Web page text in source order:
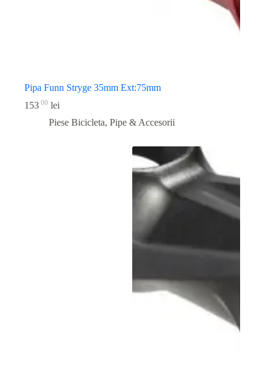
Pipa Funn Stryge 35mm Ext:75mm
153 00 lei
Piese Bicicleta, Pipe & Accesorii